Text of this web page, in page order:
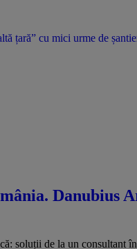
țară” cu mici urme de
Danubius